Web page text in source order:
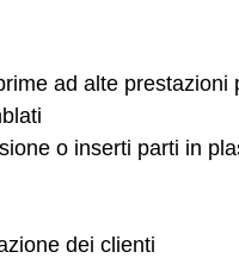
ad alte prestazioni
o inserti parti in
dei clienti